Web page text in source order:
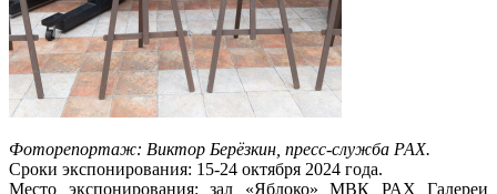
Фоторепортаж: Виктор Берёзкин, пресс-служба РАХ.
Сроки экспонирования: 15-24 октября 2024 года.
Место экспонирования: зал «Яблоко» МВК РАХ Галереи